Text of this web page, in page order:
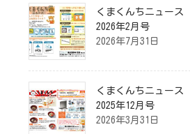
くまくんちニュース
2026年2月号
2026年7月31日
くまくんちニュース
2025年12月号
2026年3月31日